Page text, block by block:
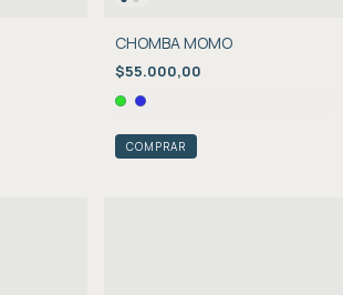
CHOMBA MOMO
$55.000,00
COMPRAR